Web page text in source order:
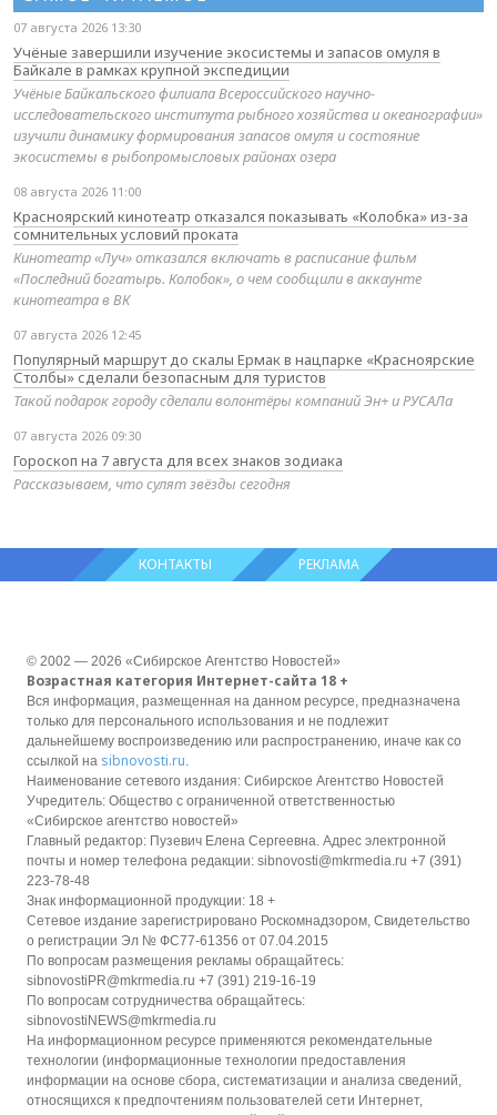
07 августа 2026 13:30
Учёные завершили изучение экосистемы и запасов омуля в
Байкале в рамках крупной экспедиции
Учёные Байкальского филиала Всероссийского научно-
исследовательского института рыбного хозяйства и океанографии»
изучили динамику формирования запасов омуля и состояние
экосистемы в рыбопромысловых районах озера
08 августа 2026 11:00
Красноярский кинотеатр отказался показывать «Колобка» из-за
сомнительных условий проката
Кинотеатр «Луч» отказался включать в расписание фильм
«Последний богатырь. Колобок», о чем сообщили в аккаунте
кинотеатра в ВК
07 августа 2026 12:45
Популярный маршрут до скалы Ермак в нацпарке «Красноярские
Столбы» сделали безопасным для туристов
Такой подарок городу сделали волонтёры компаний Эн+ и РУСАЛа
07 августа 2026 09:30
Гороскоп на 7 августа для всех знаков зодиака
Рассказываем, что сулят звёзды сегодня
КОНТАКТЫ РЕКЛАМА
© 2002 — 2026 «Сибирское Агентство Новостей»
Возрастная категория Интернет-сайта 18 +
Вся информация, размещенная на данном ресурсе, предназначена
только для персонального использования и не подлежит
дальнейшему воспроизведению или распространению, иначе как со
ссылкой на sibnovosti.ru.
Наименование сетевого издания: Сибирское Агентство Новостей
Учредитель: Общество с ограниченной ответственностью
«Сибирское агентство новостей»
Главный редактор: Пузевич Елена Сергеевна. Адрес электронной
почты и номер телефона редакции: sibnovosti@mkrmedia.ru +7 (391)
223-78-48
Знак информационной продукции: 18 +
Сетевое издание зарегистрировано Роскомнадзором, Свидетельство
о регистрации Эл № ФС77-61356 от 07.04.2015
По вопросам размещения рекламы обращайтесь:
sibnovostiPR@mkrmedia.ru +7 (391) 219-16-19
По вопросам сотрудничества обращайтесь:
sibnovostiNEWS@mkrmedia.ru
На информационном ресурсе применяются рекомендательные
технологии (информационные технологии предоставления
информации на основе сбора, систематизации и анализа сведений,
относящихся к предпочтениям пользователей сети Интернет,